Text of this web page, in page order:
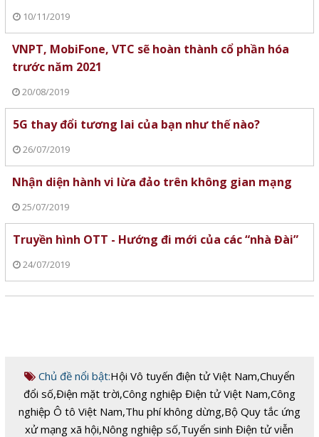
10/11/2019
VNPT, MobiFone, VTC sẽ hoàn thành cổ phần hóa
trước năm 2021
20/08/2019
5G thay đổi tương lai của bạn như thế nào?
26/07/2019
Nhận diện hành vi lừa đảo trên không gian mạng
25/07/2019
Truyền hình OTT - Hướng đi mới của các “nhà Đài”
24/07/2019
Chủ đề nổi bật:Hội Vô tuyến điện tử Việt Nam,Chuyển
đổi số,Điện mặt trời,Công nghiệp Điện tử Việt Nam,Công
nghiệp Ô tô Việt Nam,Thu phí không dừng,Bộ Quy tắc ứng
xử mạng xã hội,Nông nghiệp số,Tuyển sinh Điện tử viễn